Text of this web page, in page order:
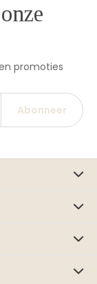
promoties
Abonneer